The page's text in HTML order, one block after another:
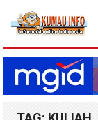
Blog Kumau Info